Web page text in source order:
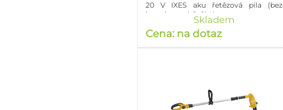
20 V IXES aku řetězová pila (bez
baterie a nabíječky)Skladem
Cena: na dotaz